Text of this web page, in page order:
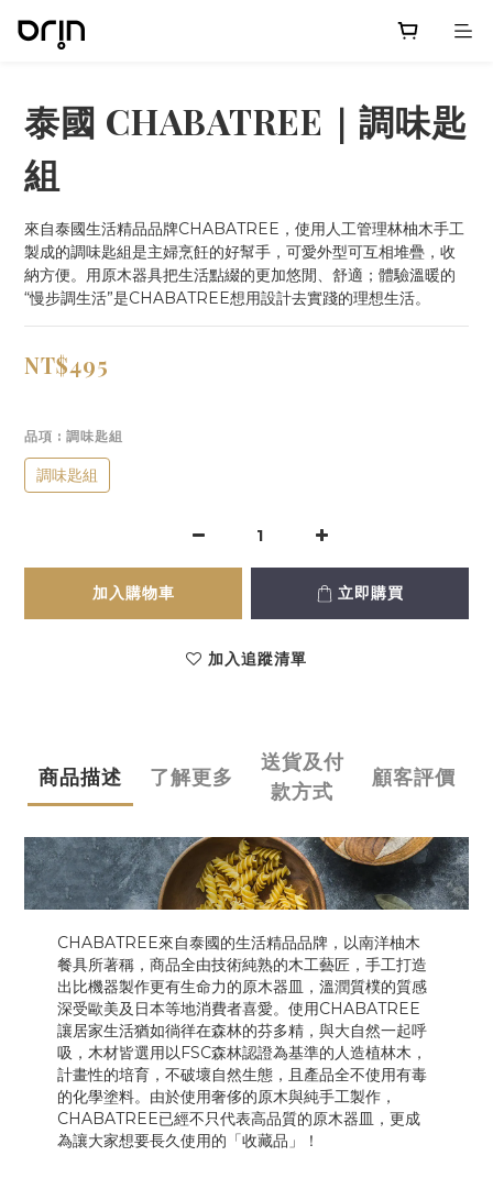
泰國 CHABATREE｜調味匙
組
來自泰國生活精品品牌CHABATREE，使用人工管理林柚木手工
製成的調味匙組是主婦烹飪的好幫手，可愛外型可互相堆疊，收
納方便。用原木器具把生活點綴的更加悠閒、舒適；體驗溫暖的
“慢步調生活”是CHABATREE想用設計去實踐的理想生活。
NT$495
品項 : 調味匙組
調味匙組
加入購物車 立即購買
加入追蹤清單
商品描述 了解更多
送貨及付
款方式
顧客評價
CHABATREE來自泰國的生活精品品牌，以南洋柚木
餐具所著稱，商品全由技術純熟的木工藝匠，手工打造
出比機器製作更有生命力的原木器皿，溫潤質樸的質感
深受歐美及日本等地消費者喜愛。使用CHABATREE
讓居家生活猶如徜徉在森林的芬多精，與大自然一起呼
吸，木材皆選用以FSC森林認證為基準的人造植林木，
計畫性的培育，不破壞自然生態，且產品全不使用有毒
的化學塗料。由於使用奢侈的原木與純手工製作，
CHABATREE已經不只代表高品質的原木器皿，更成
為讓大家想要長久使用的「收藏品」！